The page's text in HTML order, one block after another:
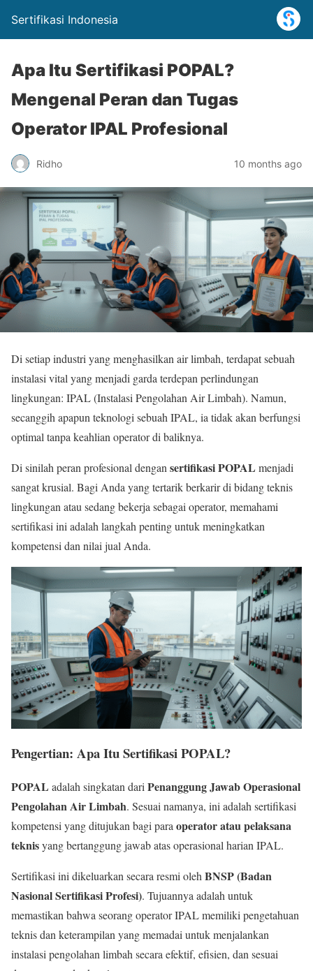
Sertifikasi Indonesia
Apa Itu Sertifikasi POPAL?
Mengenal Peran dan Tugas
Operator IPAL Profesional
Ridho 10 months ago
Di setiap industri yang menghasilkan air limbah, terdapat sebuah
instalasi vital yang menjadi garda terdepan perlindungan
lingkungan: IPAL (Instalasi Pengolahan Air Limbah). Namun,
secanggih apapun teknologi sebuah IPAL, ia tidak akan berfungsi
optimal tanpa keahlian operator di baliknya.
Di sinilah peran profesional dengan sertifikasi POPAL menjadi
sangat krusial. Bagi Anda yang tertarik berkarir di bidang teknis
lingkungan atau sedang bekerja sebagai operator, memahami
sertifikasi ini adalah langkah penting untuk meningkatkan
kompetensi dan nilai jual Anda.
Pengertian: Apa Itu Sertifikasi POPAL?
POPAL adalah singkatan dariPenanggung Jawab Operasional
Pengolahan Air Limbah. Sesuai namanya, ini adalah sertifikasi
kompetensi yang ditujukan bagi paraoperator atau pelaksana
teknisyang bertanggung jawab atas operasional harian IPAL.
Sertifikasi ini dikeluarkan secara resmi olehBNSP (Badan
Nasional Sertifikasi Profesi). Tujuannya adalah untuk
memastikan bahwa seorang operator IPAL memiliki pengetahuan
teknis dan keterampilan yang memadai untuk menjalankan
instalasi pengolahan limbah secara efektif, efisien, dan sesuai